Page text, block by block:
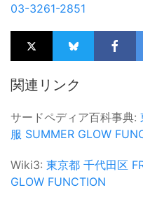
03-3261-2851
関連リンク
サードペディア百科事典:
服 SUMMER GLOW
Wiki3: 東京都 千代田区
GLOW FUNCTION